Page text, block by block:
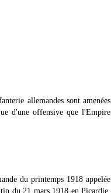
allemandes sont amenées
d'une offensive que l'Empire
du printemps 1918 appelée
du 21 mars 1918 en Picardie,